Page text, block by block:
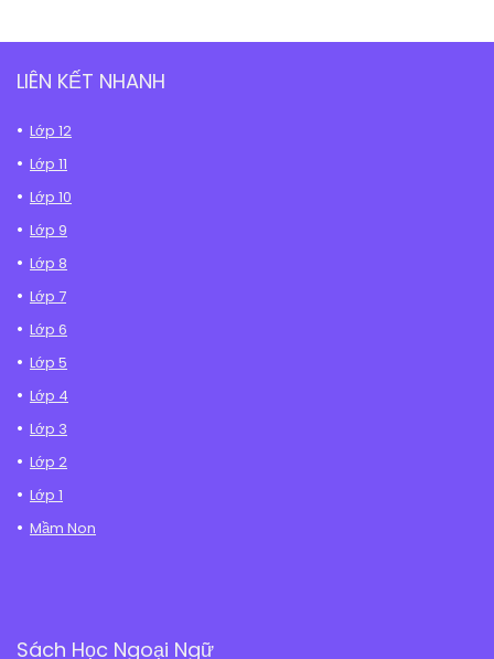
LIÊN KẾT NHANH
Lớp 12
Lớp 11
Lớp 10
Lớp 9
Lớp 8
Lớp 7
Lớp 6
Lớp 5
Lớp 4
Lớp 3
Lớp 2
Lớp 1
Mầm Non
Sách Học Ngoại Ngữ